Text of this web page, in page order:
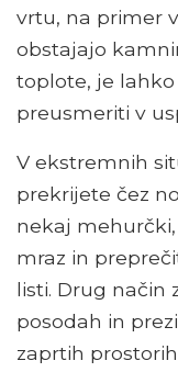
vrtu, na primer
obstajajo
toplote, je
preusmeriti v
V ekstremnih
prekrijete čez
nekaj
mraz in
listi. Drug način
posodah in
zaprtih